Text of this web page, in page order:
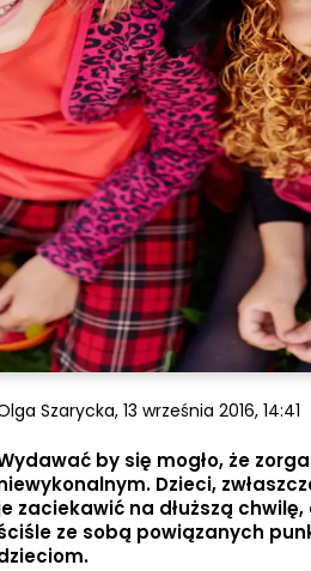
Szarycka, 13 września 2016, 14:41
by się mogło, że
Dzieci,
zaciekawić na dłuższą
ze sobą powiązanych